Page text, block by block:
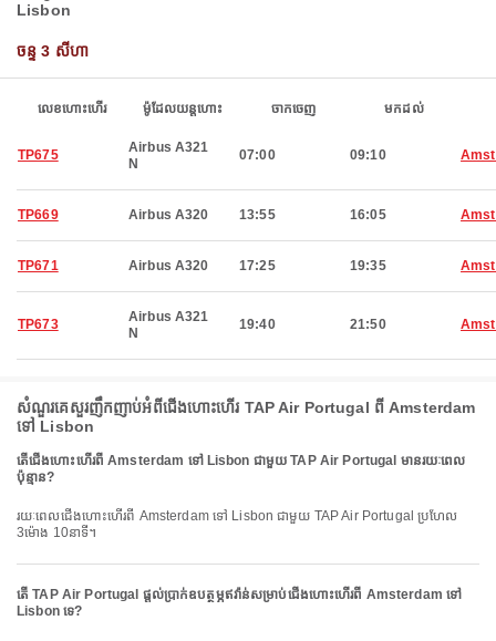
Lisbon
ចន្ទ 3 សីហា
លេខហោះហើរ ម៉ូដែលយន្តហោះ ចាកចេញ មកដល់
TP675
Airbus A321
N
07:00 09:10
TP669 Airbus A320 13:55 16:05
TP671 Airbus A320 17:25 19:35
TP673
Airbus A321
N
19:40 21:50
សំណួរគេសួរញឹកញាប់អំពីជើងហោះហើរ TAP Air Portugal ពី Amsterdam
ទៅ Lisbon
តើជើងហោះហើរពី Amsterdam ទៅ Lisbon ជាមួយ TAP Air Portugal មានរយៈពេល
ប៉ុន្មាន?
រយៈពេលជើងហោះហើរពី Amsterdam ទៅ Lisbon ជាមួយ TAP Air Portugal ប្រហែល
3ម៉ោង 10នាទី។
តើ TAP Air Portugal ផ្តល់ប្រាក់ឧបត្ថម្ភឥវ៉ាន់សម្រាប់ជើងហោះហើរពី Amsterdam ទៅ
Lisbon ទេ?